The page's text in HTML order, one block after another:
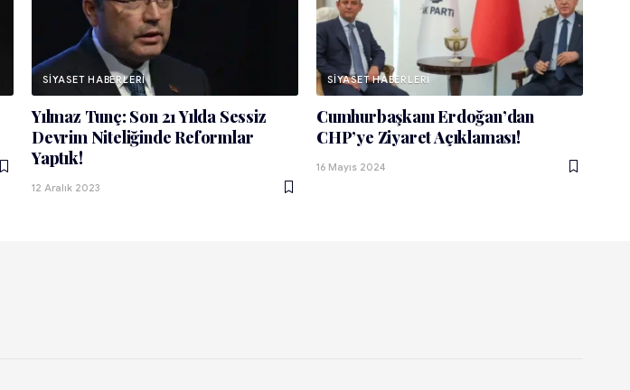
SIYASET HABERLERI
Yılmaz Tunç: Son 21 Yılda Sessiz
Devrim Niteliğinde Reformlar
Yaptık!
12 Aralık 2023
SIYASET HABERLERI
Cumhurbaşkanı Erdoğan’dan
CHP’ye Ziyaret Açıklaması!
16 Mayıs 2024